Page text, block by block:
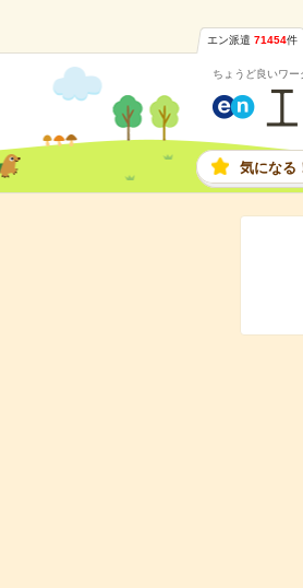
エン派遣 71454件
ちょうど良いワー
気になる